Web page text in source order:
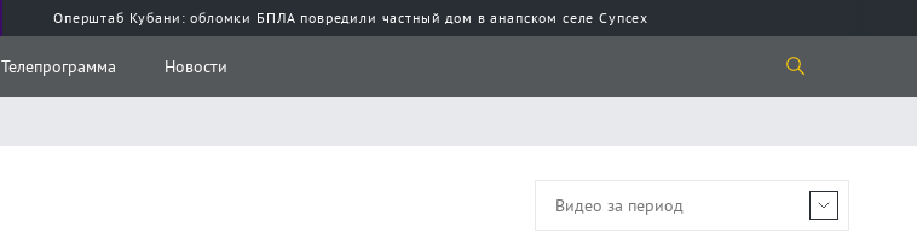
Оперштаб Кубани: обломки БПЛА повредили частный дом в анапском селе Супсех
Телепрограмма Новости